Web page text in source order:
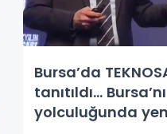
Bursa’da
tanıtıldı...
yolculuğunda